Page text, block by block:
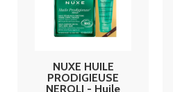
NUXE HUILE
PRODIGIEUSE
NEROLI - Huile